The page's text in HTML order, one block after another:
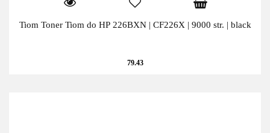
Tiom Toner Tiom do HP 226BXN | CF226X | 9000 str. | black
79.43